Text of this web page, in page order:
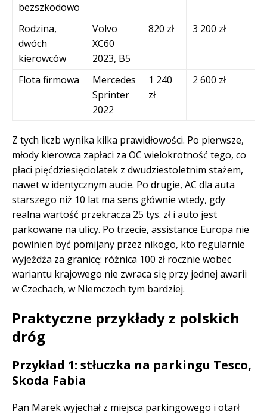
bezszkodowo
Rodzina,
dwóch
kierowców
Volvo
XC60
2023, B5
820 zł 3 200 zł
Flota firmowa
Mercedes
Sprinter
2022
1 240
zł
2 600 zł
Z tych liczb wynika kilka prawidłowości. Po pierwsze,
młody kierowca zapłaci za OC wielokrotność tego, co
płaci pięćdziesięciolatek z dwudziestoletnim stażem,
nawet w identycznym aucie. Po drugie, AC dla auta
starszego niż 10 lat ma sens głównie wtedy, gdy
realna wartość przekracza 25 tys. zł i auto jest
parkowane na ulicy. Po trzecie, assistance Europa nie
powinien być pomijany przez nikogo, kto regularnie
wyjeżdża za granicę: różnica 100 zł rocznie wobec
wariantu krajowego nie zwraca się przy jednej awarii
w Czechach, w Niemczech tym bardziej.
Praktyczne przykłady z polskich
dróg
Przykład 1: stłuczka na parkingu Tesco,
Skoda Fabia
Pan Marek wyjechał z miejsca parkingowego i otarł